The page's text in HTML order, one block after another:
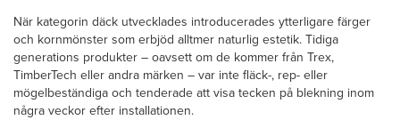
När kategorin däck utvecklades introducerades ytterligare färger
och kornmönster som erbjöd alltmer naturlig estetik. Tidiga
generations produkter – oavsett om de kommer från Trex,
TimberTech eller andra märken – var inte fläck-, rep- eller
mögelbeständiga och tenderade att visa tecken på blekning inom
några veckor efter installationen.